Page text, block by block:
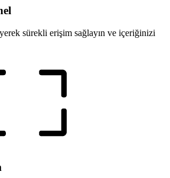
sürekli erişim sağlayın ve içeriğinizi